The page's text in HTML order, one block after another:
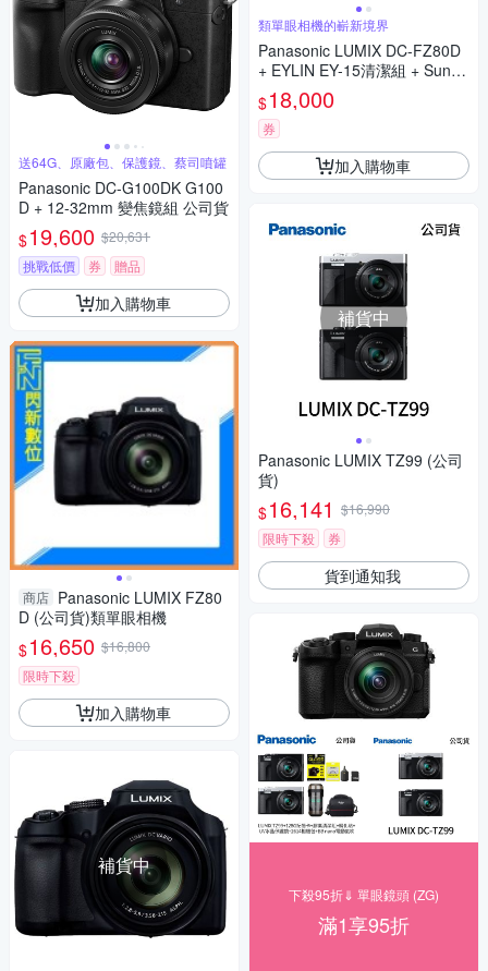
送64G、原廠包、保護鏡、蔡司噴罐
Panasonic DC-G100DK G100
D + 12-32mm 變焦鏡組 公司貨
$19,600 $20,631
挑戰低價
券 贈品
加入購物車
商店 Panasonic LUMIX FZ80
D (公司貨)類單眼相機
$16,650 $16,800
限時下殺
加入購物車
補貨中
類單眼相機的嶄新境界
Panasonic LUMIX DC-FZ80D
+ EYLIN EY-15清潔組 + SunLi
ght ZY-2614相機包 + EirMai 銳
瑪 HD-100C電子除濕卡 FZ80
D (公司貨)
$18,000
券
加入購物車
補貨中
Panasonic LUMIX TZ99 (公司
貨)
$16,141 $16,990
限時下殺
券
貨到通知我
下殺95折⇓ 單眼鏡頭 (ZG)
滿1享95折